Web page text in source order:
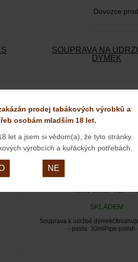
Dovozce
SOUPRAVA NA
DÝMEK
SKLADEM
Souprava k údržbě
- pasta: 30mlPipe polish
prodej tabákových výrobků a
osobám mladším 18 let.
let a jsem si vědom(a), že tyto stránky
výrobcích a kuřáckých potřebách.
NE